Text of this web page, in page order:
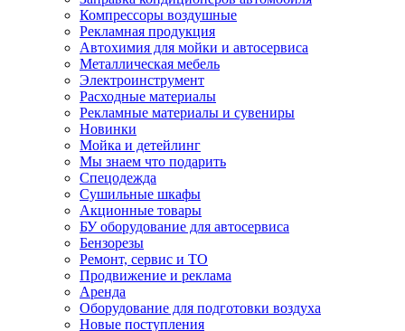
Компрессоры воздушные
Рекламная продукция
Автохимия для мойки и автосервиса
Металлическая мебель
Электроинструмент
Расходные материалы
Рекламные материалы и сувениры
Новинки
Мойка и детейлинг
Мы знаем что подарить
Спецодежда
Сушильные шкафы
Акционные товары
БУ оборудование для автосервиса
Бензорезы
Ремонт, сервис и ТО
Продвижение и реклама
Аренда
Оборудование для подготовки воздуха
Новые поступления